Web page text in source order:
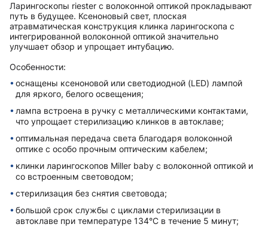
Ларингоскопы riester с волоконной оптикой прокладывают
путь в будущее. Ксеноновый свет, плоская
атравматическая конструкция клинка ларингоскопа с
интегрированной волоконной оптикой значительно
улучшает обзор и упрощает интубацию.
Особенности:
оснащены ксеноновой или светодиодной (LED) лампой
для яркого, белого освещения;
лампа встроена в ручку с металлическими контактами,
что упрощает стерилизацию клинков в автоклаве;
оптимальная передача света благодаря волоконной
оптике с особо прочным оптическим кабелем;
клинки ларингоскопов Miller baby с волоконной оптикой и
со встроенным световодом;
стерилизация без снятия световода;
большой срок службы с циклами стерилизации в
автоклаве при температуре 134°C в течение 5 минут;